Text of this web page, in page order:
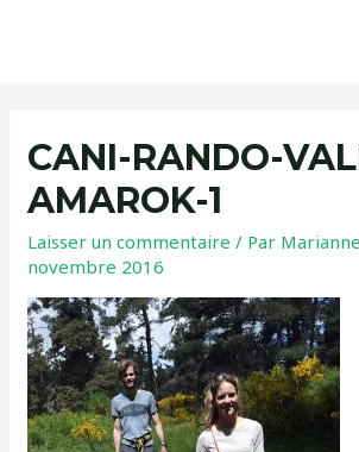
CANI-RANDO-
AMAROK-1
Laisser un commentaire / Par
novembre 2016